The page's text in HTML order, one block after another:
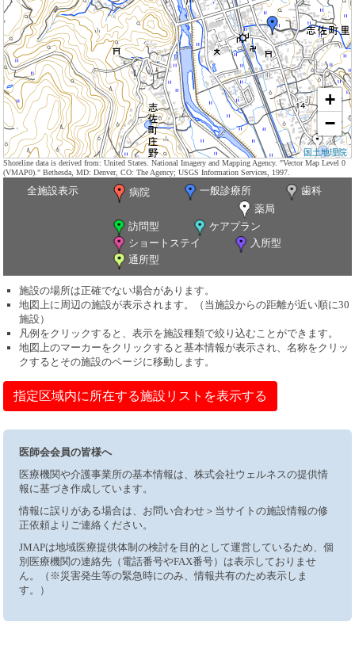
+
−
国土地理院
Shoreline data is derived from: United States. National Imagery and Mapping Agency. "Vector Map Level 0
(VMAP0)." Bethesda, MD: Denver, CO: The Agency; USGS Information Services, 1997.
全施設表示 病院 一般診療所
歯科
薬局
訪問型
ケアプラン
ショートステイ
入所型
通所型
施設の場所は正確でない場合があります。
地図上に周辺の施設が表示されます。（当施設からの距離が近い順に30
施設）
凡例をクリックすると、表示を施設種類で絞り込むことができます。
地図上のマーカーをクリックすると基本情報が表示され、名称をクリッ
クするとその施設のページに移動します。
指定区域内に所在する施設リストを表示する
医師会会員の皆様へ
医療機関や介護事業所の基本情報は、株式会社ウェルネスの提供情
報に基づき作成しています。
情報に誤りがある場合は、お問い合わせ＞当サイトの施設情報の修
正依頼よりご連絡ください。
JMAPは地域医療提供体制の検討を目的として運営しているため、個
別医療機関の連絡先（電話番号やFAX番号）は表示しておりませ
ん。（※災害発生等の緊急時にのみ、情報共有のため表示しま
す。）